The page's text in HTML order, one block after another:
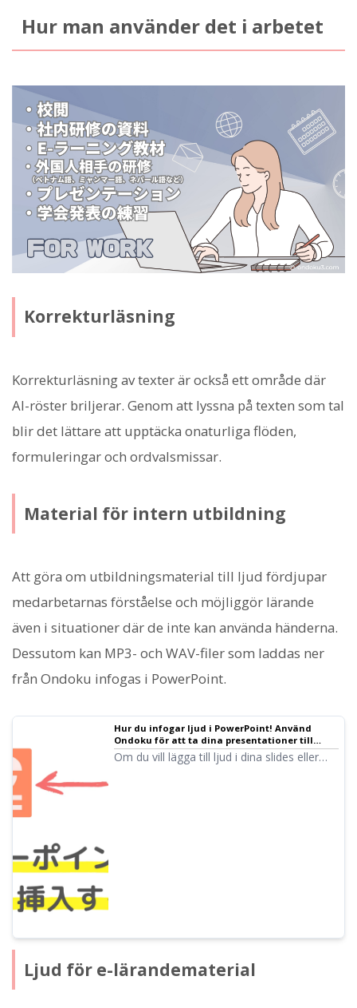
Hur man använder det i arbetet
Korrekturläsning
Korrekturläsning av texter är också ett område där
AI-röster briljerar. Genom att lyssna på texten som tal
blir det lättare att upptäcka onaturliga flöden,
formuleringar och ordvalsmissar.
Material för intern utbildning
Att göra om utbildningsmaterial till ljud fördjupar
medarbetarnas förståelse och möjliggör lärande
även i situationer där de inte kan använda händerna.
Dessutom kan MP3- och WAV-filer som laddas ner
från Ondoku infogas i PowerPoint.
Hur du infogar ljud i PowerPoint! Använd
Ondoku för att ta dina presentationer till
nästa nivå. ｜ Text-till-tal-programvara
Ondoku
Om du vill lägga till ljud i dina slides eller
Ljud för e-lärandematerial